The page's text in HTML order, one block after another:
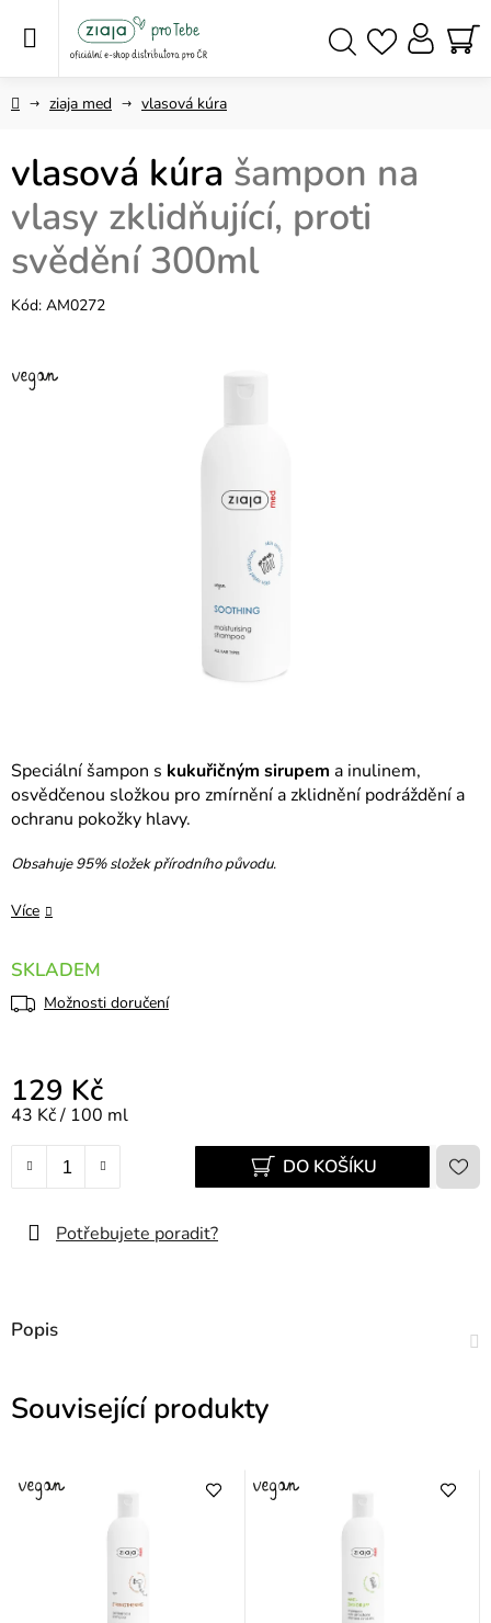
Domůziaja med vlasová kúra
Speciální šampon s kukuřičným sirupem a inulinem,
osvědčenou složkou pro zmírnění a zklidnění podráždění a
ochranu pokožky hlavy.
Obsahuje 95% složek přírodního původu.
Více
SKLADEM
Možnosti doručení
129 Kč
Měrná cena:
43 Kč / 100 ml
DO KOŠÍKU
Potřebujete poradit?
vlasová kúra šampon na
vlasy zklidňující, proti
svědění 300ml
Kód: AM0272
Popis
Související produkty